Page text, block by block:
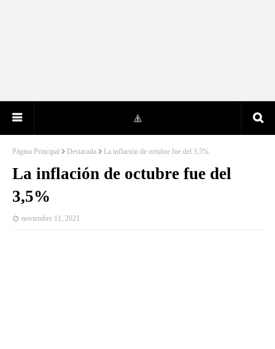
Página Principal Destacada La inflación de octubre fue del 3,5%
La inflación de octubre fue del
3,5%
noviembre 11, 2021